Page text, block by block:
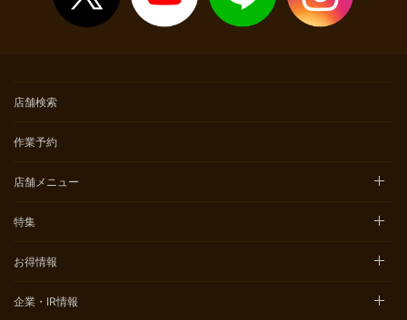
店舗検索
作業予約
店舗メニュー
特集
お得情報
企業・IR情報